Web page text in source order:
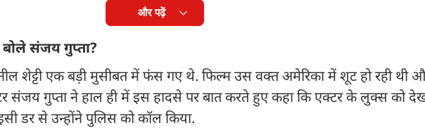
और पढ़ें
संजय गुप्ता?
शेट्टी एक बड़ी मुसीबत में फंस गए थे. फिल्म उस वक्त अमेरिका में शूट हो रही थी
संजय गुप्ता ने हाल ही में इस हादसे पर बात करते हुए कहा कि एक्टर के लुक्स को
डर से उन्होंने पुलिस को कॉल किया.